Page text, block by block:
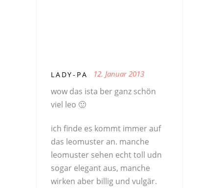
LADY-PA 12. Januar 2013
wow das ista ber ganz schön
viel leo 🙂
ich finde es kommt immer auf
das leomuster an. manche
leomuster sehen echt toll udn
sogar elegant aus, manche
wirken aber billig und vulgär.